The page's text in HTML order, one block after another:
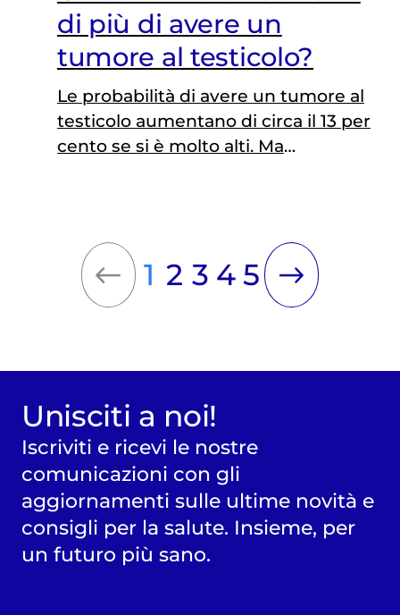
di più di avere un
tumore al testicolo?
Le probabilità di avere un tumore al
testicolo aumentano di circa il 13 per
cento se si è molto alti. Ma
1 2 3 4 5
Unisciti a noi!
Iscriviti e ricevi le nostre
comunicazioni con gli
aggiornamenti sulle ultime novità e
consigli per la salute. Insieme, per
un futuro più sano.